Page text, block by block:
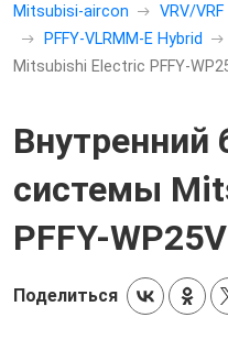
Mitsubisi-aircon VRV/
PFFY-VLRMM-E Hybrid
Mitsubishi Electric PFFY-
Внутренний
системы
PFFY-
Поделиться